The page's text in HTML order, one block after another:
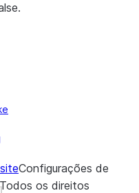
Configurações de
Todos os direitos